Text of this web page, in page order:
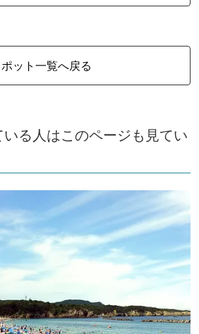
ット一覧へ戻る
る人はこのページも見てい